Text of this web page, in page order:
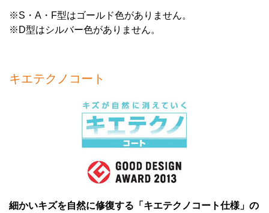
※S・A・F型はゴールド色がありません。
※D型はシルバー色がありません。
キエテクノコート
細かいキズを自然に修復する「キエテクノコート仕様」の